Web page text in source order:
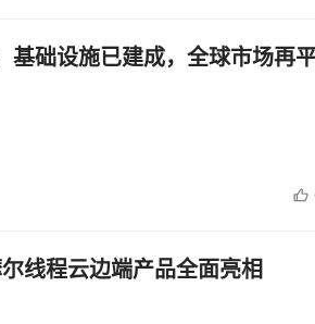
现智能终端产业的最新发展趋势与未
术在家庭环境的应用落地，全球智慧家
居系统、智能家电、智能安防等智慧
动场景定制和智慧家庭应用的智能化
各式各样的应用场景及主要成果，通过
，赋能千行百业。
基础设施已建成，全球市场再
线程云边端产品全面亮相